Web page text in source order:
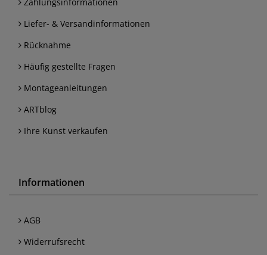
Liefer- & Versandinformationen
Rücknahme
Häufig gestellte Fragen
Montageanleitungen
ARTblog
Ihre Kunst verkaufen
Informationen
AGB
Widerrufsrecht